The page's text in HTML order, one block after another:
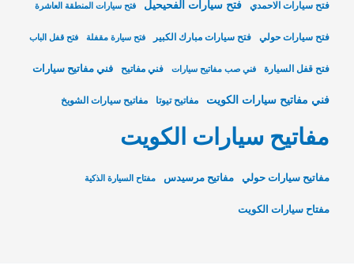
فتح سيارات الاحمدي فتح سيارات الفحيحيل فتح سيارات المنطقة العاشرة
فتح سيارات حولي فتح سيارات مبارك الكبير فتح سيارة مقفلة فتح قفل الباب
فتح قفل السيارة فني صب مفاتيح سيارات فني مفاتيح فني مفاتيح سيارات
فني مفاتيح سيارات الكويت مفاتيح تيوتا مفاتيح سيارات الشويخ
مفاتيح سيارات الكويت
مفاتيح سيارات حولي مفاتيح مرسيدس مفتاح السيارة الذكية
مفتاح سيارات الكويت